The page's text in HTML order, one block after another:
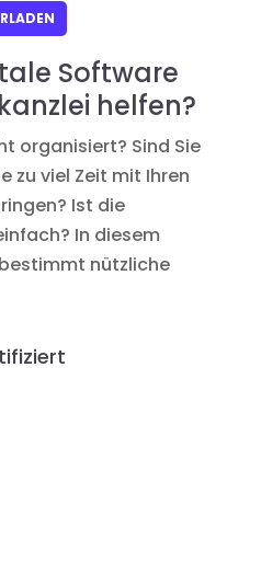
Software
helfen?
organisiert? Sind Sie
zu viel Zeit mit Ihren
Ist die
In diesem
nützliche